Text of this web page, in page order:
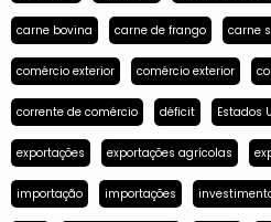
carne bovina carne de frango carne
comércio exterior comércio exterior
corrente de comércio déficit Estados
exportações exportações agrícolas
importação importações